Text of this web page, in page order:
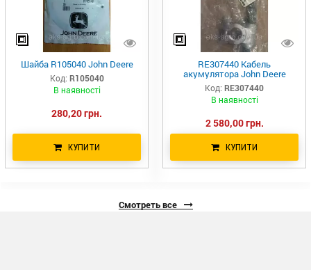
Шайба R105040 John Deere
Код: R105040
В наявності
280,20 грн.
КУПИТИ
RE307440 Кабель
акумулятора John Deere
Код: RE307440
В наявності
2 580,00 грн.
КУПИТИ
Смотреть все